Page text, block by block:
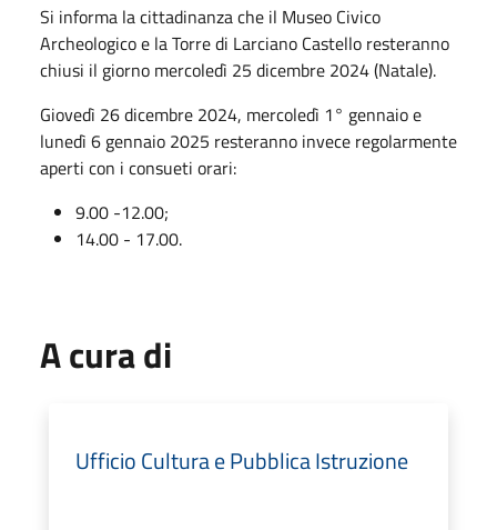
Si informa la cittadinanza che il Museo Civico
Archeologico e la Torre di Larciano Castello resteranno
chiusi il giorno mercoledì 25 dicembre 2024 (Natale).
Giovedì 26 dicembre 2024, mercoledì 1° gennaio e
lunedì 6 gennaio 2025 resteranno invece regolarmente
aperti con i consueti orari:
9.00 -12.00;
14.00 - 17.00.
A cura di
Ufficio Cultura e Pubblica Istruzione